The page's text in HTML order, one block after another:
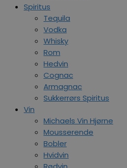
Spiritus
Tequila
Vodka
Whisky
Rom
Hedvin
Cognac
Armagnac
Sukkerrørs Spiritus
Vin
Michaels Vin Hjørne
Mousserende
Bobler
Hvidvin